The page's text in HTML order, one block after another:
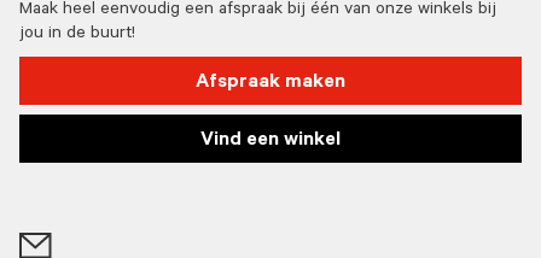
Maak heel eenvoudig een afspraak bij één van onze winkels bij
jou in de buurt!
Afspraak maken
Vind een winkel